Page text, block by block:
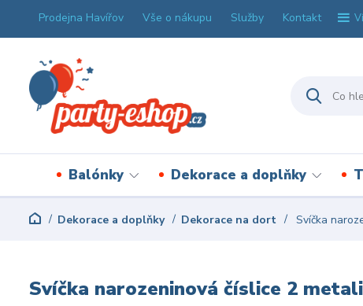
Prodejna Havířov Vše o nákupu Služby Kontakt
Balónky Dekorace a doplňky
Dekorace a doplňky Dekorace na dort Svíčka
Svíčka narozeninová číslice 2